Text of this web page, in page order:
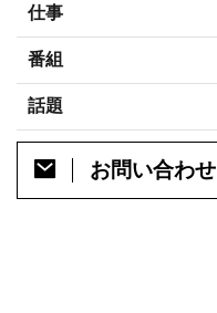
仕事
番組
話題
お問い合わせ